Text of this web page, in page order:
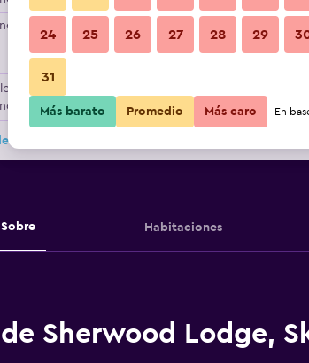
$88
tipo
$99 Ver oferta
Sherwood Lodge
Sobre Habitaciones
Sherwood Lodge,
24 25 26 27 28 29
31
Más barato Promedio Más caro En